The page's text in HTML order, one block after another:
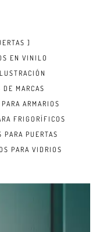
EN VINILO
MARCAS
ARMARIOS
FRIGORÍFICOS
PARA PUERTAS
PARA VIDRIOS